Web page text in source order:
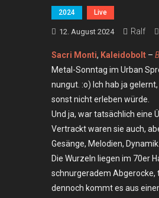
2024 Live
12. August 2024 Ralf
Sacri Monti, Kaleidobolt –
Metal-Sonntag im Urban
nungut. :o) Ich hab ja
sonst nicht erleben würde.
Und ja, war tatsächlich eine
Vertrackt waren sie auch,
Gesänge, Melodien, Dynamik.
Die Wurzeln liegen im 70er
schnurgeradem Abgerocke,
dennoch kommt es aus